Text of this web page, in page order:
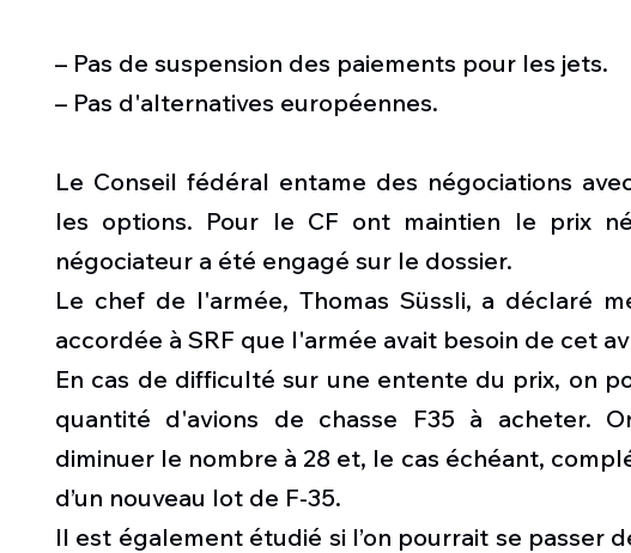
– Pas de suspension des paiements pour les jets.
– Pas d'alternatives européennes.
Le Conseil fédéral entame des négociations
les options. Pour le CF ont maintien le prix
négociateur a été engagé sur le dossier.
Le chef de l'armée, Thomas Süssli, a déclaré
accordée à SRF que l'armée avait besoin de cet
En cas de difficulté sur une entente du prix, on
quantité d'avions de chasse F35 à acheter.
diminuer le nombre à 28 et, le cas échéant,
d’un nouveau lot de F-35.
Il est également étudié si l’on pourrait se passer